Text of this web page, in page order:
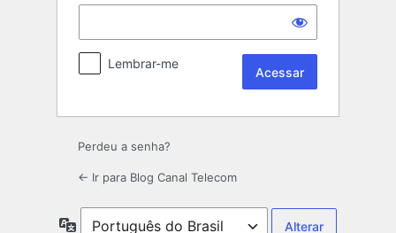
Lembrar-me
Perdeu a senha?
← Ir para Blog Canal Telecom
Idioma